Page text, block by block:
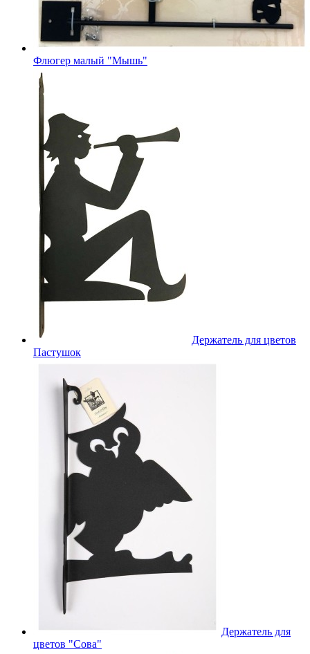
Флюгер малый "Мышь"
Держатель для цветов
Пастушок
Держатель для
цветов "Сова"